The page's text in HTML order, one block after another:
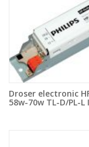
Droser electronic
58w-70w TL-D/PL-L